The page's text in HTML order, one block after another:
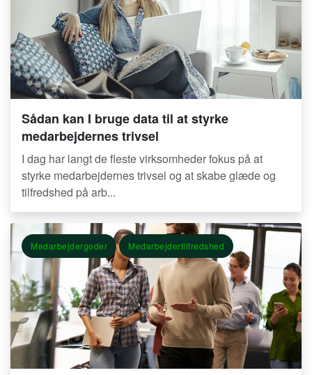
Sådan kan I bruge data til at styrke
medarbejdernes trivsel
I dag har langt de fleste virksomheder fokus på at
styrke medarbejdernes trivsel og at skabe glæde og
tilfredshed på arb...
Medarbejdergoder Medarbejdertilfredshed